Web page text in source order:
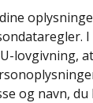
lovgivning,
og navn,